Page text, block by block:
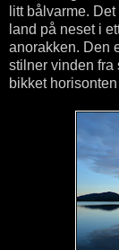
litt bålvarme.
land på neset i
anorakken. Den
stilner vinden fra
bikket